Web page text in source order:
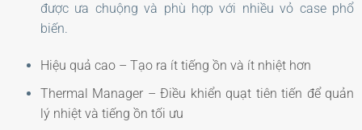
được ưa chuộng và phù hợp với nhiều vỏ case phổ
biến.
Hiệu quả cao – Tạo ra ít tiếng ồn và ít nhiệt hơn
Thermal Manager – Điều khiển quạt tiên tiến để quản
lý nhiệt và tiếng ồn tối ưu